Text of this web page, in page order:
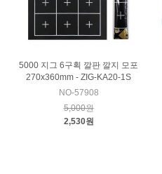
5000 지그 6구획 깔판 깔지 모포
270x360mm - ZIG-KA20-1S
NO-57908
5,000원
2,530원